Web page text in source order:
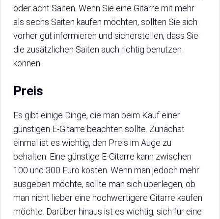
oder acht Saiten. Wenn Sie eine Gitarre mit mehr
als sechs Saiten kaufen möchten, sollten Sie sich
vorher gut informieren und sicherstellen, dass Sie
die zusätzlichen Saiten auch richtig benutzen
können.
Preis
Es gibt einige Dinge, die man beim Kauf einer
günstigen E-Gitarre beachten sollte. Zunächst
einmal ist es wichtig, den Preis im Auge zu
behalten. Eine günstige E-Gitarre kann zwischen
100 und 300 Euro kosten. Wenn man jedoch mehr
ausgeben möchte, sollte man sich überlegen, ob
man nicht lieber eine hochwertigere Gitarre kaufen
möchte. Darüber hinaus ist es wichtig, sich für eine